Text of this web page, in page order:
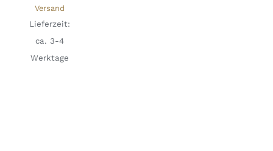
Versand
Lieferzeit:
ca. 3-4
Werktage